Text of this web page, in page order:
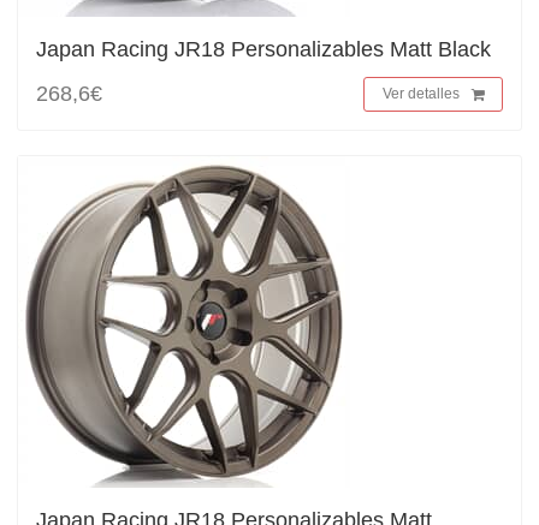
Japan Racing JR18 Personalizables Matt Black
268,6€
Ver detalles